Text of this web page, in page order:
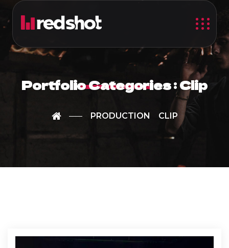
Portfolio Categories :Clip
PRODUCTION CLIP